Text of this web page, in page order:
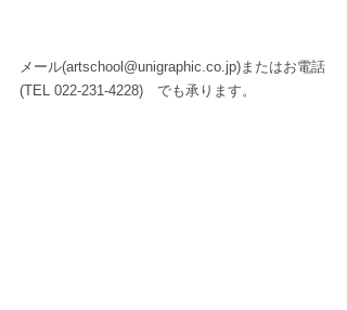
メール(artschool@unigraphic.co.jp)またはお電話
(TEL 022-231-4228)　でも承ります。